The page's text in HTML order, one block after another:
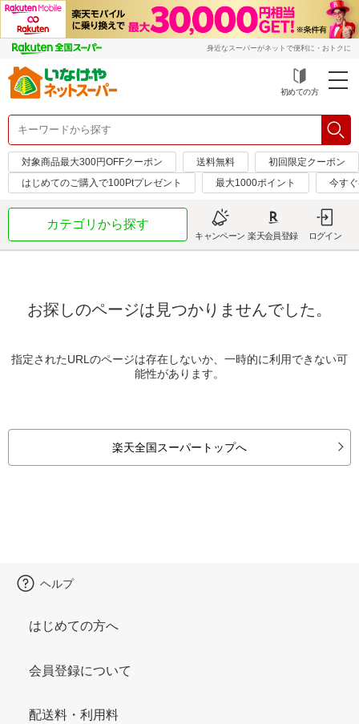
身近なスーパーがネットで便利に・おトクに
初めての方
対象商品最大300円OFFクーポン 送料無料
初回限定クーポン
はじめてのご購入で100Ptプレゼント
最大1000ポイント 今す
カテゴリから探す
キャンペーン 楽天会員登録 ログイン
お探しのページは見つかりませんでした。
指定されたURLのページは存在しないか、一時的に利用できない可
能性があります。
楽天全国スーパートップへ
ヘルプ
はじめての方へ
会員登録について
配送料・利用料